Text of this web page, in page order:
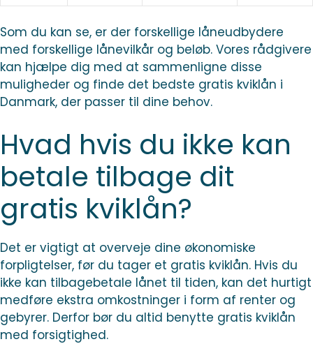
Som du kan se, er der forskellige låneudbydere
med forskellige lånevilkår og beløb. Vores rådgivere
kan hjælpe dig med at sammenligne disse
muligheder og finde det bedste gratis kviklån i
Danmark, der passer til dine behov.
Hvad hvis du ikke kan
betale tilbage dit
gratis kviklån?
Det er vigtigt at overveje dine økonomiske
forpligtelser, før du tager et gratis kviklån. Hvis du
ikke kan tilbagebetale lånet til tiden, kan det hurtigt
medføre ekstra omkostninger i form af renter og
gebyrer. Derfor bør du altid benytte gratis kviklån
med forsigtighed.